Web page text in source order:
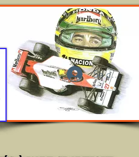
Se connecter